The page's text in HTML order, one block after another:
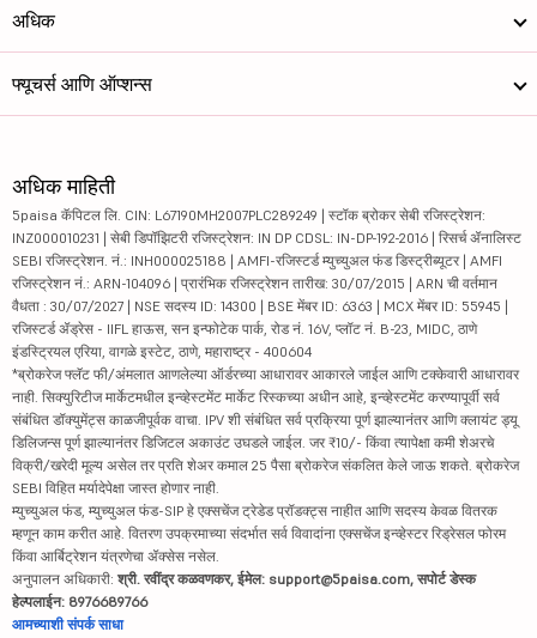
अधिक
फ्यूचर्स आणि ऑप्शन्स
अधिक माहिती
5paisa कॅपिटल लि. CIN: L67190MH2007PLC289249 | स्टॉक ब्रोकर सेबी रजिस्ट्रेशन:
INZ000010231 | सेबी डिपॉझिटरी रजिस्ट्रेशन: IN DP CDSL: IN-DP-192-2016 | रिसर्च ॲनालिस्ट
SEBI रजिस्ट्रेशन. नं.: INH000025188 | AMFI-रजिस्टर्ड म्युच्युअल फंड डिस्ट्रीब्यूटर | AMFI
रजिस्ट्रेशन नं.: ARN-104096 | प्रारंभिक रजिस्ट्रेशन तारीख: 30/07/2015 | ARN ची वर्तमान
वैधता : 30/07/2027 | NSE सदस्य ID: 14300 | BSE मेंबर ID: 6363 | MCX मेंबर ID: 55945 |
रजिस्टर्ड ॲड्रेस - IIFL हाऊस, सन इन्फोटेक पार्क, रोड नं. 16V, प्लॉट नं. B-23, MIDC, ठाणे
इंडस्ट्रियल एरिया, वागळे इस्टेट, ठाणे, महाराष्ट्र - 400604
*ब्रोकरेज फ्लॅट फी/अंमलात आणलेल्या ऑर्डरच्या आधारावर आकारले जाईल आणि टक्केवारी आधारावर
नाही. सिक्युरिटीज मार्केटमधील इन्व्हेस्टमेंट मार्केट रिस्कच्या अधीन आहे, इन्व्हेस्टमेंट करण्यापूर्वी सर्व
संबंधित डॉक्युमेंट्स काळजीपूर्वक वाचा. IPV शी संबंधित सर्व प्रक्रिया पूर्ण झाल्यानंतर आणि क्लायंट ड्यू
डिलिजन्स पूर्ण झाल्यानंतर डिजिटल अकाउंट उघडले जाईल. जर ₹10/- किंवा त्यापेक्षा कमी शेअरचे
विक्री/खरेदी मूल्य असेल तर प्रति शेअर कमाल 25 पैसा ब्रोकरेज संकलित केले जाऊ शकते. ब्रोकरेज
SEBI विहित मर्यादेपेक्षा जास्त होणार नाही.
म्युच्युअल फंड, म्युच्युअल फंड-SIP हे एक्सचेंज ट्रेडेड प्रॉडक्ट्स नाहीत आणि सदस्य केवळ वितरक
म्हणून काम करीत आहे. वितरण उपक्रमाच्या संदर्भात सर्व विवादांना एक्सचेंज इन्व्हेस्टर रिड्रेसल फोरम
किंवा आर्बिट्रेशन यंत्रणेचा ॲक्सेस नसेल.
अनुपालन अधिकारी: श्री. रवींद्र कळवणकर, ईमेल: support@5paisa.com, सपोर्ट डेस्क
हेल्पलाईन: 8976689766
आमच्याशी संपर्क साधा